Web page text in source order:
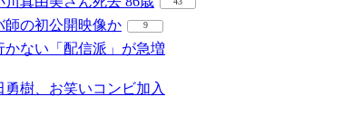
師の初公開映像か 9
かない「配信派」が急増
勇樹、お笑いコンビ加入